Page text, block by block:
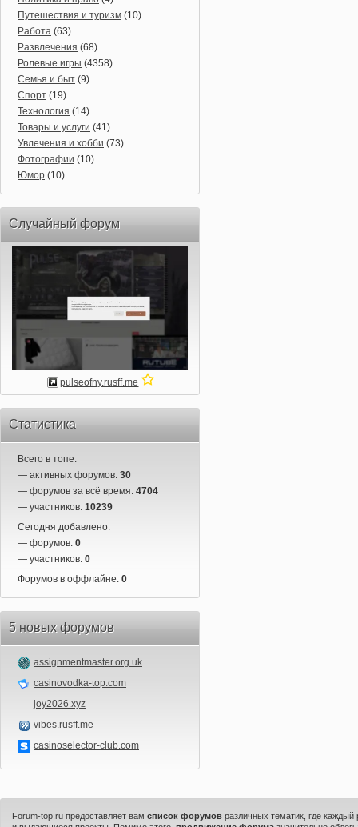
Путешествия и туризм (10)
Работа (63)
Развлечения (68)
Ролевые игры (4358)
Семья и быт (9)
Спорт (19)
Технология (14)
Товары и услуги (41)
Увлечения и хобби (73)
Фотографии (10)
Юмор (10)
Случайный форум
pulseofny.rusff.me
Статистика
Всего в топе:
— активных форумов: 30
— форумов за всё время: 4704
— участников: 10239
Сегодня добавлено:
— форумов: 0
— участников: 0
Форумов в оффлайне: 0
5 новых форумов
assignmentmaster.org.uk
casinovodka-top.com
joy2026.xyz
vibes.rusff.me
casinoselector-club.com
Forum-top.ru предоставляет вамсписок форумов различных тематик, где